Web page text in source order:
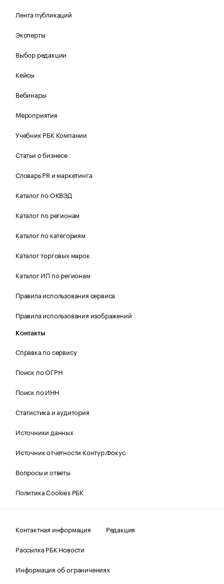
Лента публикаций
Эксперты
Выбор редакции
Кейсы
Вебинары
Мероприятия
Учебник РБК Компании
Статьи о бизнесе
Словарь PR и маркетинга
Каталог по ОКВЭД
Каталог по регионам
Каталог по категориям
Каталог торговых марок
Каталог ИП по регионам
Правила использования сервиса
Правила использования изображений
Контакты
Справка по сервису
Поиск по ОГРН
Поиск по ИНН
Статистика и аудитория
Источники данных
Источник отчетности Контур.Фокус
Вопросы и ответы
Политика Cookies РБК
Контактная информация
Редакция
Рассылка РБК Новости
Информация об ограничениях